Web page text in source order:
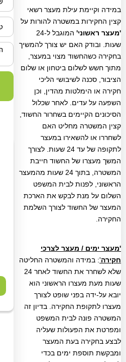
במידה וקיימת עילת מעצר רשאי
קצין החקירות במשטרה להורות על
'מעצר ראשוני'
המוגבל ל-24
שעות. ובודק האם יש צורך להמשיך
בחקירה כשהחשוד מצוי במעצר,
מתוך חשש לשלום ביטחון או שלום
הציבור, סכנה לשיבושי הליכי
חקירה או הימלטות מהדין, וכן
השפעה על עדים. לאחר שכלול
הסיכונים הקיימים בשחרור החשוד,
קצין המשטרה מחליט האם
לשחררו או להשאירו במעצר
לתקופה של עד 24 שעות. לצורך
המשך מעצרו של החשוד חייבת
המשטרה, בתוך 24 שעות מהמעצר
הראשוני, לפנות לבית המשפט
השלום על מנת לבקש את הארכת
המעצר של החשוד לצורך השלמת
החקירה.
'מעצר ימים / מעצר לצרכי
חקירה': במידה והמשטרה החליטה
שלא לשחרר את החשוד לאחר 24
שעות מעת מעצרו הראשוני הוא
יובא על-ידה בפני שופט לצורך
מעצרו לתקופת החקירה. בדיון זה
המשטרה פונה לבית המשפט
ומפרטת את הפעולות שעליה
לבצע בחקירה בעת המעצר
ומבקשת תוספת ימים בכדי